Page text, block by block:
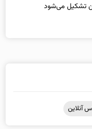
تشکیل می‌شود
آنلاین